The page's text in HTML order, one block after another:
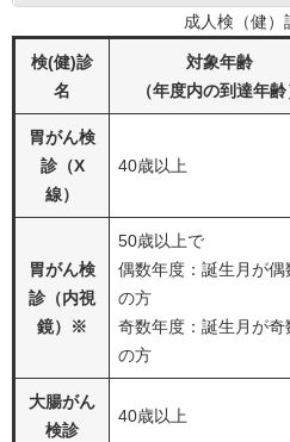
成人検（健）
検(健)診
名
対象年齢
（年度内の到達年齢
胃がん検
診（X
線）
40歳以上
胃がん検
診（内視
鏡）※
50歳以上で
偶数年度：誕生月が偶
の方
奇数年度：誕生月が奇
の方
大腸がん
検診
40歳以上